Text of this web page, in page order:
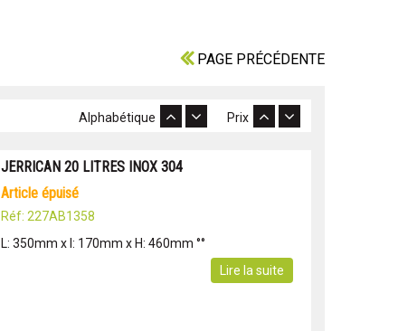
PAGE PRÉCÉDENTE
Prix
Alphabétique
JERRICAN 20 LITRES INOX 304
article épuisé
Réf: 227AB1358
L: 350mm x l: 170mm x H: 460mm °°
Lire la suite